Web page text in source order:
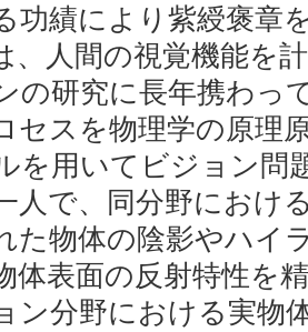
功績により紫綬褒章
人間の視覚機能を
の研究に長年携わっ
セスを物理学の原理
を用いてビジョン問
人で、同分野におけ
た物体の陰影やハイ
体表面の反射特性を
ン分野における実物